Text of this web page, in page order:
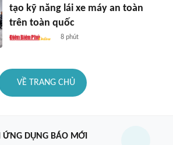
tạo kỹ năng lái xe máy an toàn
trên toàn quốc
8 phút
VỀ TRANG CHỦ
ỨNG DỤNG BÁO MỚI